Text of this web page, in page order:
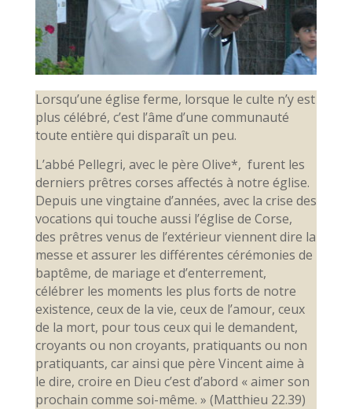
Lorsqu’une église ferme, lorsque le culte n’y est
plus célébré, c’est l’âme d’une communauté
toute entière qui disparaît un peu.
L’abbé Pellegri, avec le père Olive*, furent les
derniers prêtres corses affectés à notre église.
Depuis une vingtaine d’années, avec la crise des
vocations qui touche aussi l’église de Corse,
des prêtres venus de l’extérieur viennent dire la
messe et assurer les différentes cérémonies de
baptême, de mariage et d’enterrement,
célébrer les moments les plus forts de notre
existence, ceux de la vie, ceux de l’amour, ceux
de la mort, pour tous ceux qui le demandent,
croyants ou non croyants, pratiquants ou non
pratiquants, car ainsi que père Vincent aime à
le dire, croire en Dieu c’est d’abord « aimer son
prochain comme soi-même. » (Matthieu 22.39)